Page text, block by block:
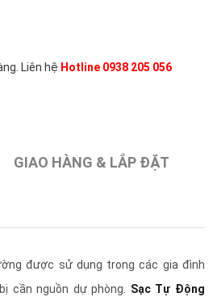
Liên hệ Hotline 0938 205 056
GIAO HÀNG & LẮP ĐẶT
được sử dụng trong các gia đình
cần nguồn dự phòng. Sạc Tự Động